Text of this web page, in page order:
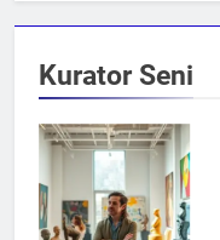
Kurator Seni